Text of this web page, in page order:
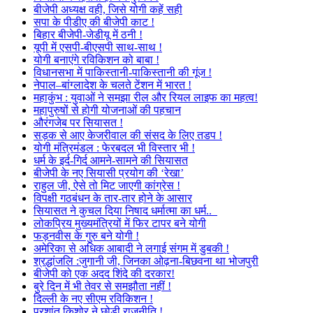
बीजेपी अध्यक्ष वही, जिसे योगी कहें सही
सपा के पीडीए की बीजेपी काट !
बिहार बीजेपी-जेडीयू में ठनी !
यूपी में एसपी-बीएसपी साथ-साथ !
योगी बनाएंगे रविकिशन को बाबा !
विधानसभा में पाकिस्तानी-पाकिस्तानी की गूंज !
नेपाल–बांग्लादेश के चलते टेंशन में भारत !
महाकुंभ : युवाओं ने समझा रील और रियल लाइफ का महत्व!
महापुरुषों से होगी योजनाओं की पहचान
औरंगजेब पर सियासत !
सड़क से आए केजरीवाल की संसद के लिए तडप !
योगी मंत्रिमंडल : फेरबदल भी विस्तार भी !
धर्म के इर्द-गिर्द आमने-सामने की सियासत
बीजेपी के नए सियासी प्रयोग की ‘रेखा’
राहुल जी, ऐसे तो मिट जाएगी कांग्रेस !
विपक्षी गठबंधन के तार-तार होने के आसार
सियासत ने कुचल दिया निषाद धर्मात्मा का धर्म..
लोकप्रिय मुख्यमंत्रियों में फिर टापर बने योगी
फड़नवीस के गुरु बने योगी !
अमेरिका से अधिक आबादी ने लगाई संगम में डुबकी !
श्रद्धांजलि :जुगानी जी, जिनका ओढ़ना-बिछवना था भोजपुरी
बीजेपी को एक अदद शिंदे की दरकार!
बुरे दिन में भी तेवर से समझौता नहीं !
दिल्ली के नए सीएम रविकिशन !